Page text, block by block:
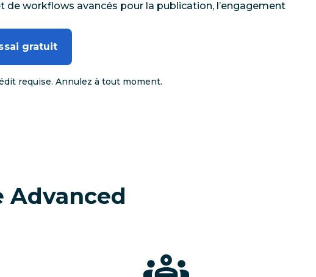
de workflows avancés pour la publication, l’engagement
gratuit
requise. Annulez à tout moment.
Advanced